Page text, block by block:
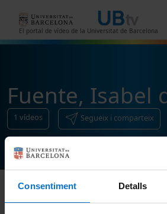
Consentiment Detalls
El portal de vídeo de la Universitat de Barcelona
Fuente, Isabel
1 vídeos Segueix i comparteix
Ordenar